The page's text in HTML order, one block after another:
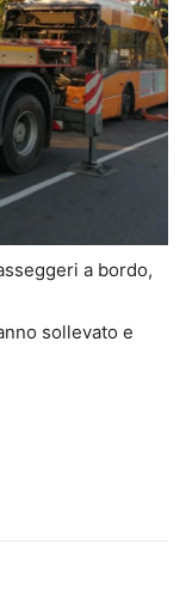
a bordo,
sollevato e